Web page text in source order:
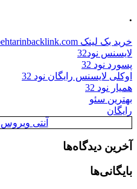
.
خرید بک لینک behtarinbacklink.com
لایسنس نود32
پسورد نود 32
اوکلی لایسنس رایگان نود 32
همیار نود 32
بهترین سئو
رایگان
آنتی
آخرین دیدگاه‌ها
بایگانی‌ها